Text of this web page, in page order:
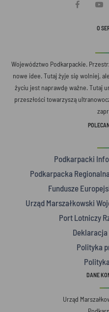
O
Województwo Podkarpackie.
nowe idee. Tutaj żyje się wolniej,
życiu jest naprawdę ważne. Tutaj
przeszłości towarzyszą
Podkarpacki
Podkarpacka
Fundusze
Urząd Marszałkowski
Port Lotniczy
Polityka
DANE
Urząd